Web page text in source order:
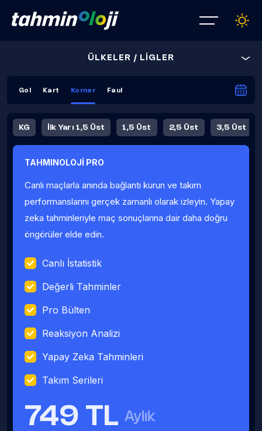
ÜLKELER / LİGLER
Gol Kart Korner Faul
KG İlk Yarı 1,5 Üst 1,5 Üst 2,5 Üst 3,5 Üst
Fauller Ortalama
TAHMINOLOJİ PRO
Canlı maçlarla anında bağlantı kurun ve takım
performanslarını gerçek zamanlı olarak izleyin. Yapay
zeka tahminleriyle maç sonuçlarına dair daha doğru
öngörüler elde edin.
Canlı İstatistik
Değerli Tahminler
Pro Bülten
Reaksiyon Analizi
Yapay Zeka Tahminleri
Takım Serileri
749 TL Aylık